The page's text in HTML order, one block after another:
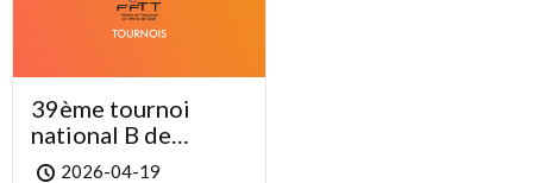
39ème tournoi
national B de
Breteuil
2026-04-19